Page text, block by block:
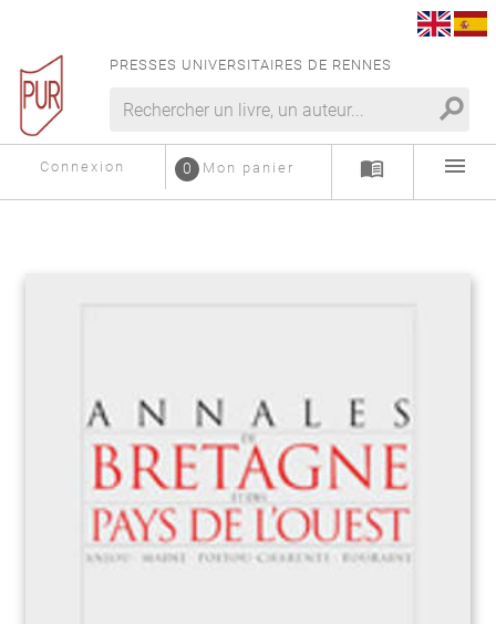
PRESSES UNIVERSITAIRES DE RENNES
search
Connexion Mon panier
0 menu_book menu